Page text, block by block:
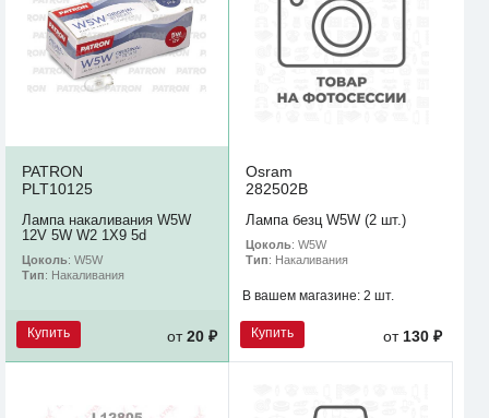
PATRON
PLT10125
Лампа накаливания W5W
12V 5W W2 1X9 5d
Цоколь: W5W
Тип: Накаливания
Купить от20 ₽
Osram
282502B
Лампа безц W5W (2 шт.)
Цоколь: W5W
Тип: Накаливания
В вашем магазине: 2 шт.
Купить от 130 ₽